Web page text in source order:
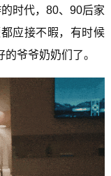
时代，80、90后家
应接不暇，有时候
爷爷奶奶们了。